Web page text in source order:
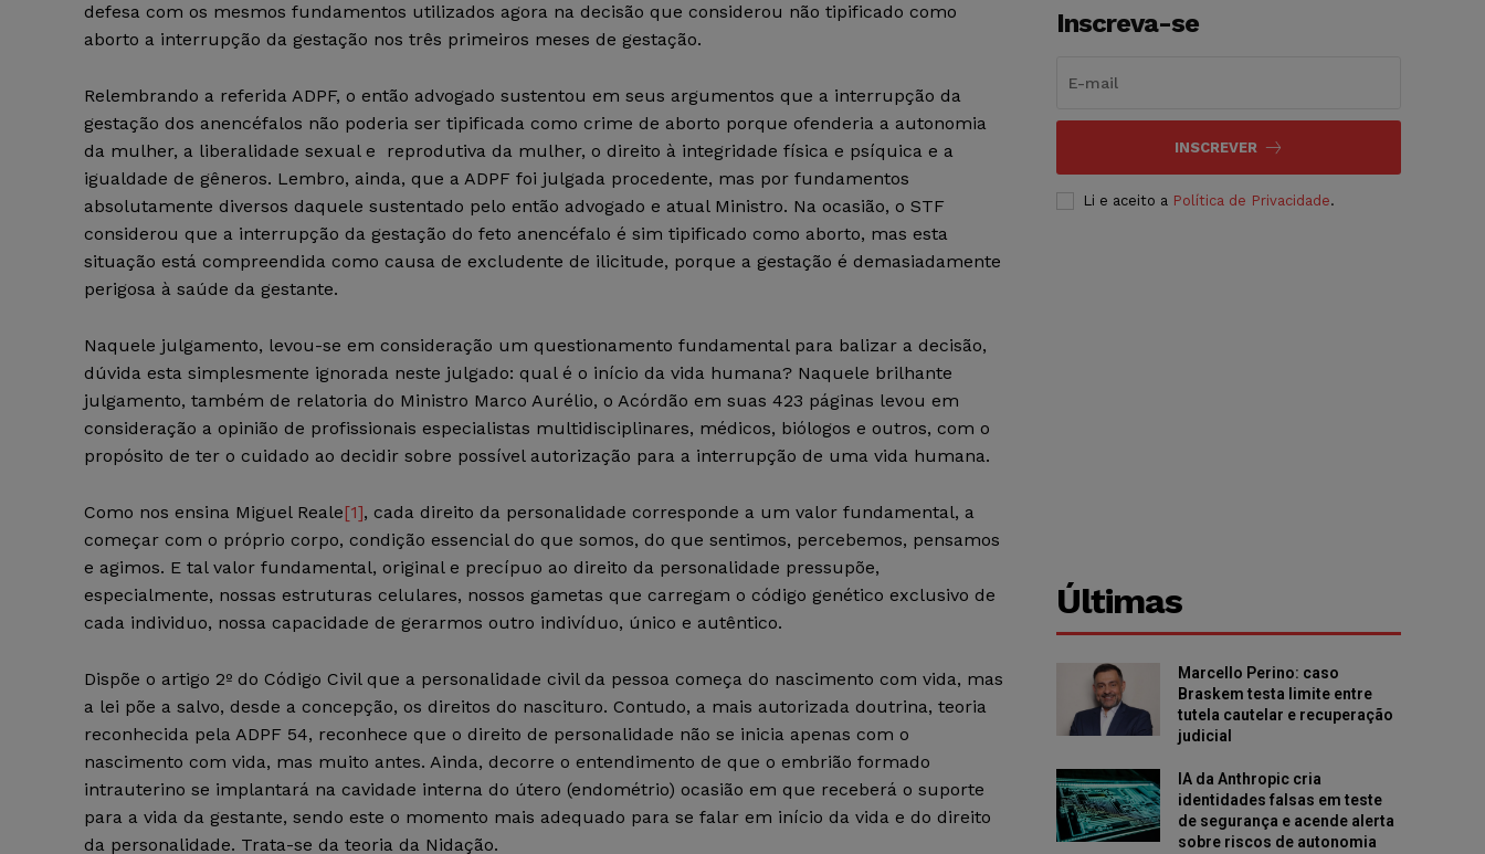
defesa com os mesmos fundamentos utilizados agora na decisão que considerou não tipificado como
aborto a interrupção da gestação nos três primeiros meses de gestação.
Relembrando a referida ADPF, o então advogado sustentou em seus argumentos que a interrupção da
gestação dos anencéfalos não poderia ser tipificada como crime de aborto porque ofenderia a autonomia
da mulher, a liberalidade sexual e reprodutiva da mulher, o direito à integridade física e psíquica e a
igualdade de gêneros. Lembro, ainda, que a ADPF foi julgada procedente, mas por fundamentos
absolutamente diversos daquele sustentado pelo então advogado e atual Ministro. Na ocasião, o STF
considerou que a interrupção da gestação do feto anencéfalo é sim tipificado como aborto, mas esta
situação está compreendida como causa de excludente de ilicitude, porque a gestação é demasiadamente
perigosa à saúde da gestante.
Naquele julgamento, levou-se em consideração um questionamento fundamental para balizar a decisão,
dúvida esta simplesmente ignorada neste julgado: qual é o início da vida humana? Naquele brilhante
julgamento, também de relatoria do Ministro Marco Aurélio, o Acórdão em suas 423 páginas levou em
consideração a opinião de profissionais especialistas multidisciplinares, médicos, biólogos e outros, com o
propósito de ter o cuidado ao decidir sobre possível autorização para a interrupção de uma vida humana.
Como nos ensina Miguel Reale[1], cada direito da personalidade corresponde a um valor fundamental, a
começar com o próprio corpo, condição essencial do que somos, do que sentimos, percebemos, pensamos
e agimos. E tal valor fundamental, original e precípuo ao direito da personalidade pressupõe,
especialmente, nossas estruturas celulares, nossos gametas que carregam o código genético exclusivo de
cada individuo, nossa capacidade de gerarmos outro indivíduo, único e autêntico.
Dispõe o artigo 2º do Código Civil que a personalidade civil da pessoa começa do nascimento com vida, mas
a lei põe a salvo, desde a concepção, os direitos do nascituro. Contudo, a mais autorizada doutrina, teoria
reconhecida pela ADPF 54, reconhece que o direito de personalidade não se inicia apenas com o
nascimento com vida, mas muito antes. Ainda, decorre o entendimento de que o embrião formado
intrauterino se implantará na cavidade interna do útero (endométrio) ocasião em que receberá o suporte
para a vida da gestante, sendo este o momento mais adequado para se falar em início da vida e do direito
da personalidade. Trata-se da teoria da Nidação.
Inscreva-se
INSCREVER
Li e aceito a Política de Privacidade.
Últimas
Marcello Perino: caso
Braskem testa limite entre
tutela cautelar e recuperação
judicial
IA da Anthropic cria
identidades falsas em teste
de segurança e acende alerta
sobre riscos de autonomia